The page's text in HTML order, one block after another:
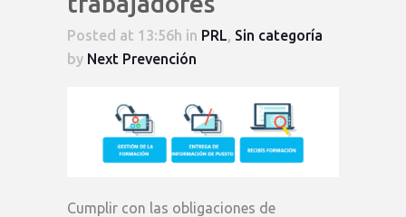
Posted at 13:56h in PRL, Sin categoría
by Next Prevención
Cumplir con las obligaciones de